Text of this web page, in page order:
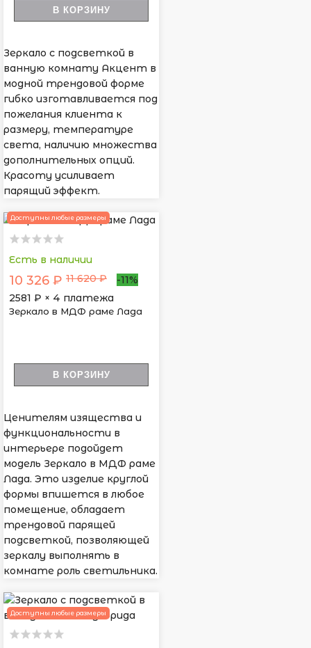
В КОРЗИНУ
Зеркало с подсветкой в
ванную комнату Акцент в
модной трендовой форме
гибко изготавливается под
пожелания клиента к
размеру, температуре
света, наличию множества
дополнительных опций.
Красоту усиливает
парящий эффект.
Доступны любые размеры
Есть в наличии
10 326 ₽ 11 620 ₽
-11%
2581 ₽ × 4 платежа
Зеркало в МДФ раме Лада
В КОРЗИНУ
Ценителям изящества и
функциональности в
интерьере подойдет
модель Зеркало в МДФ раме
Лада. Это изделие круглой
формы впишется в любое
помещение, обладает
трендовой парящей
подсветкой, позволяющей
зеркалу выполнять в
комнате роль светильника.
Доступны любые размеры